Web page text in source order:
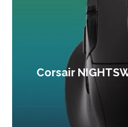
Corsair